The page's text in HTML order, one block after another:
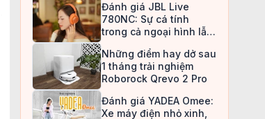
an toàn
Đánh giá JBL Live
780NC: Sự cá tính
trong cả ngoại hình lẫn
Những điểm hay dở sau
1 tháng trải nghiệm
Roborock Qrevo 2 Pro
Đánh giá YADEA Omee:
Xe máy điện nhỏ xinh,